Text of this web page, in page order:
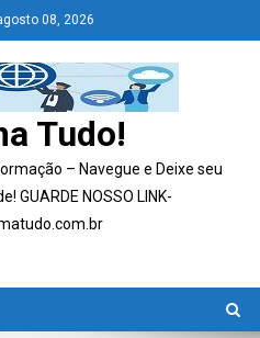
08, 2026
Tudo!
– Navegue e Deixe seu
GUARDE NOSSO LINK-